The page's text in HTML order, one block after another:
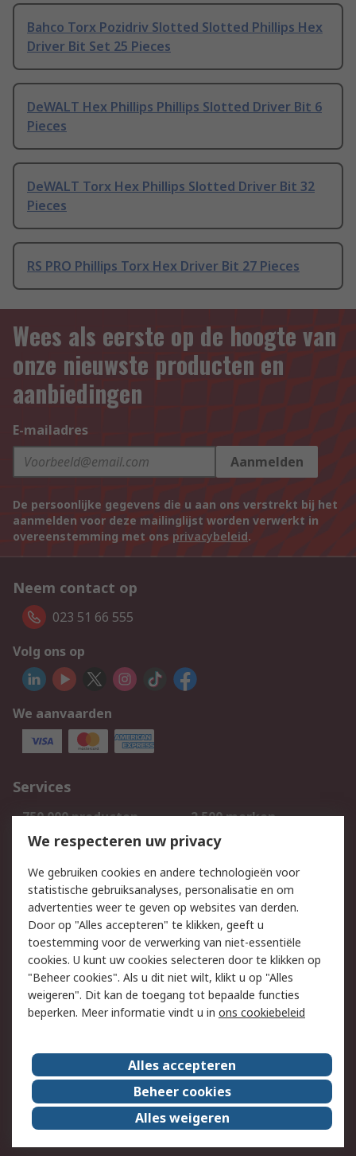
Bahco Torx Pozidriv Slotted Slotted Phillips Hex
Driver Bit Set 25 Pieces
DeWALT Hex Phillips Phillips Slotted Driver Bit 6
Pieces
DeWALT Torx Hex Phillips Slotted Driver Bit 32
Pieces
RS PRO Phillips Torx Hex Driver Bit 27 Pieces
Wees als eerste op de hoogte van
onze nieuwste producten en
aanbiedingen
E-mailadres
Aanmelden
De persoonlijke gegevens die u aan ons verstrekt bij het
aanmelden voor deze mailinglijst worden verwerkt in
overeenstemming met ons privacybeleid.
Neem contact op
023 51 66 555
Volg ons op
We aanvaarden
Services
750.000 producten
2.500 merken
Bestellen
Inkoopoplossingen
Track & Trace
Wettelijk
Cookiebeleid
Email veiligheid
Privacybeleid
Websitevoorwaarden
Algemene
verkoopvoorwaarden
Over RS
RS Group
Over ons
RS wereldwijd
Werken bij RS
ESG
We respecteren uw privacy
We gebruiken cookies en andere technologieën voor
statistische gebruiksanalyses, personalisatie en om
advertenties weer te geven op websites van derden.
Door op "Alles accepteren" te klikken, geeft u
toestemming voor de verwerking van niet-essentiële
cookies. U kunt uw cookies selecteren door te klikken op
"Beheer cookies". Als u dit niet wilt, klikt u op "Alles
weigeren". Dit kan de toegang tot bepaalde functies
beperken. Meer informatie vindt u in ons cookiebeleid
Alles accepteren
Beheer cookies
Alles weigeren